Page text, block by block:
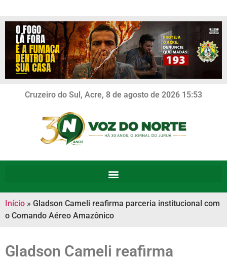
Cruzeiro do Sul, Acre, 8 de agosto de 2026 15:53
Início » Gladson Cameli reafirma parceria institucional com
o Comando Aéreo Amazônico
Gladson Cameli reafirma